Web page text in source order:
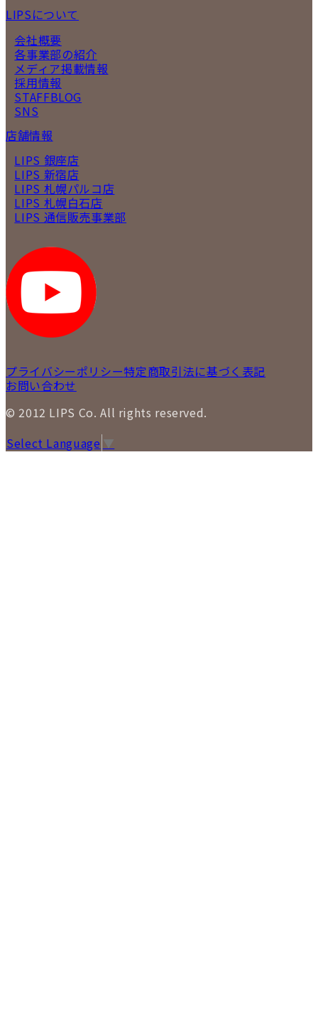
LIPSについて
会社概要
各事業部の紹介
メディア掲載情報
採用情報
STAFFBLOG
SNS
店舗情報
LIPS 銀座店
LIPS 新宿店
LIPS 札幌パルコ店
LIPS 札幌白石店
LIPS 通信販売事業部
プライバシーポリシー特定商取引法に基づく表記
お問い合わせ
© 2012 LIPS Co. All rights reserved.
Select Language ▼